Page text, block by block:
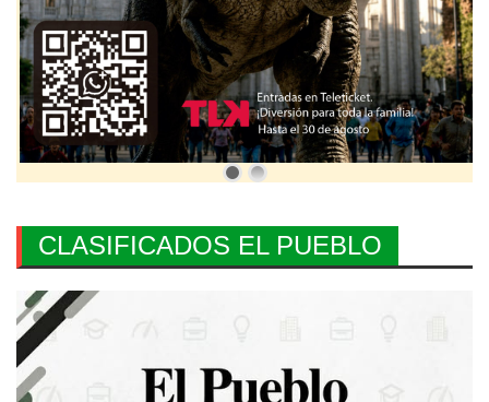
CLASIFICADOS EL PUEBLO